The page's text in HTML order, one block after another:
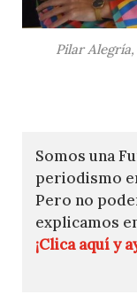
Pilar
Somos una
periodismo
Pero no
explicamos
¡Clica aquí y